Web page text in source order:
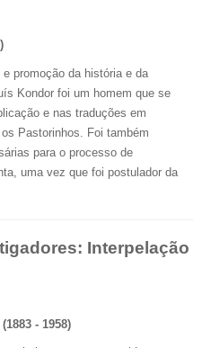
promoção da história e da
Kondor foi um homem que se
e nas traduções em
Pastorinhos. Foi também
para o processo de
uma vez que foi postulador da
Interpelação
- 1958)